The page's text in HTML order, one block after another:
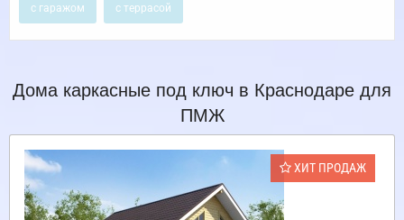
с гаражом с террасой
Дома каркасные под ключ в Краснодаре для
ПМЖ
ХИТ ПРОДАЖ